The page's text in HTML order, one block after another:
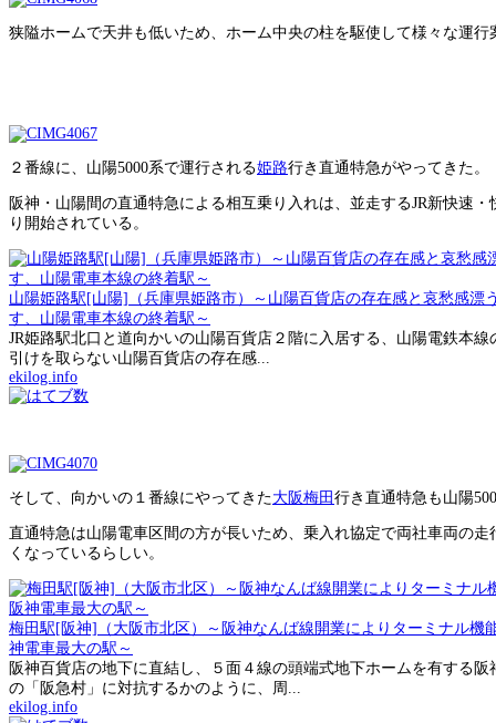
狭隘ホームで天井も低いため、ホーム中央の柱を駆使して様々な運
２番線に、山陽5000系で運行される姫路行き直通特急がやってきた。
阪神・山陽間の直通特急による相互乗り入れは、並走するJR新快速
り開始されている。
山陽姫路駅[山陽]（兵庫県姫路市）～山陽百貨店の存在感と哀愁感漂
す、山陽電車本線の終着駅～
JR姫路駅北口と道向かいの山陽百貨店２階に入居する、山陽電鉄本
引けを取らない山陽百貨店の存在感...
ekilog.info
そして、向かいの１番線にやってきた大阪梅田 行き直通特急も山陽
直通特急は山陽電車区間の方が長いため、乗入れ協定で両社車両の
くなっているらしい。
梅田駅[阪神]（大阪市北区）～阪神なんば線開業によりターミナル機
神電車最大の駅～
阪神百貨店の地下に直結し、５面４線の頭端式地下ホームを有する
の「阪急村」に対抗するかのように、周...
ekilog.info